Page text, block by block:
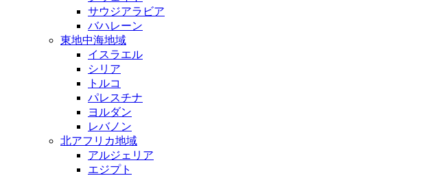
サウジアラビア
バハレーン
東地中海地域
イスラエル
シリア
トルコ
パレスチナ
ヨルダン
レバノン
北アフリカ地域
アルジェリア
エジプト